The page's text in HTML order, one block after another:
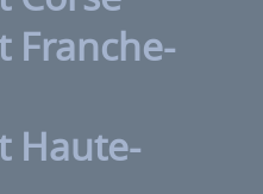
Franche-
Haute-